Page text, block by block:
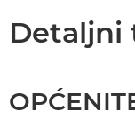
Detaljni